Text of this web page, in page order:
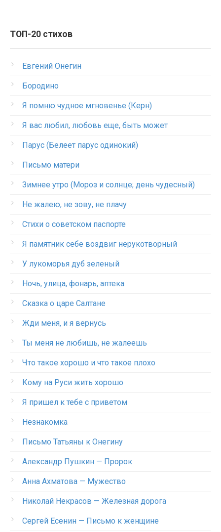
ТОП-20 стихов
Евгений Онегин
Бородино
Я помню чудное мгновенье (Керн)
Я вас любил, любовь еще, быть может
Парус (Белеет парус одинокий)
Письмо матери
Зимнее утро (Мороз и солнце; день чудесный)
Не жалею, не зову, не плачу
Стихи о советском паспорте
Я памятник себе воздвиг нерукотворный
У лукоморья дуб зеленый
Ночь, улица, фонарь, аптека
Сказка о царе Салтане
Жди меня, и я вернусь
Ты меня не любишь, не жалеешь
Что такое хорошо и что такое плохо
Кому на Руси жить хорошо
Я пришел к тебе с приветом
Незнакомка
Письмо Татьяны к Онегину
Александр Пушкин — Пророк
Анна Ахматова — Мужество
Николай Некрасов — Железная дорога
Сергей Есенин — Письмо к женщине